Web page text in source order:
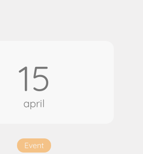
15
april
Event